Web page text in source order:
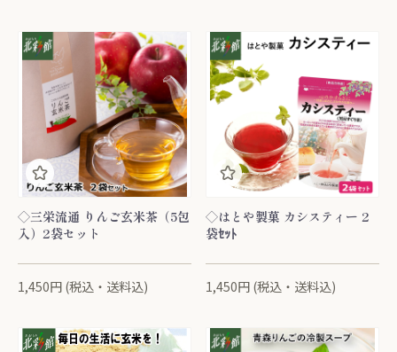
◇三栄流通 りんご玄米茶（5包
入）2袋セット
1,450円 (税込・送料込)
◇はとや製菓 カシスティー 2
袋ｾｯﾄ
1,450円 (税込・送料込)